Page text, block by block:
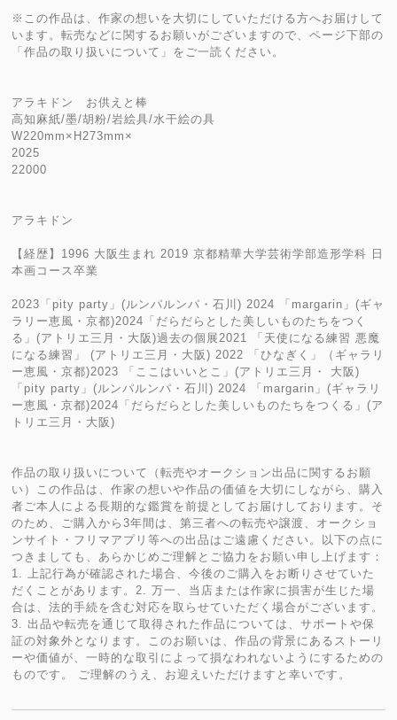
※この作品は、作家の想いを大切にしていただける方へお届けして
います。転売などに関するお願いがございますので、ページ下部の
「作品の取り扱いについて」をご一読ください。
アラキドン お供えと棒
高知麻紙/墨/胡粉/岩絵具/水干絵の具
W220mm×H273mm×
2025
22000
アラキドン
【経歴】1996 大阪生まれ 2019 京都精華大学芸術学部造形学科 日
本画コース卒業
2023「pity party」(ルンパルンパ・石川) 2024 「margarin」(ギャ
ラリー恵風・京都)2024「だらだらとした美しいものたちをつく
る」(アトリエ三月・大阪)過去の個展2021 「天使になる練習 悪魔
になる練習」 (アトリエ三月・大阪) 2022 「ひなぎく」（ギャラリ
ー恵風・京都)2023 「ここはいいとこ」(アトリエ三月・ 大阪)
「pity party」(ルンパルンパ・石川) 2024 「margarin」(ギャラリ
ー恵風・京都)2024「だらだらとした美しいものたちをつくる」(ア
トリエ三月・大阪)
作品の取り扱いについて（転売やオークション出品に関するお願
い）この作品は、作家の想いや作品の価値を大切にしながら、購入
者ご本人による長期的な鑑賞を前提としてお届けしております。そ
のため、ご購入から3年間は、第三者への転売や譲渡、オークショ
ンサイト・フリマアプリ等への出品はご遠慮ください。以下の点に
つきましても、あらかじめご理解とご協力をお願い申し上げます：
1. 上記行為が確認された場合、今後のご購入をお断りさせていた
だくことがあります。2. 万一、当店または作家に損害が生じた場
合は、法的手続を含む対応を取らせていただく場合がございます。
3. 出品や転売を通じて取得された作品については、サポートや保
証の対象外となります。このお願いは、作品の背景にあるストーリ
ーや価値が、一時的な取引によって損なわれないようにするための
ものです。 ご理解のうえ、お迎えいただけますと幸いです。